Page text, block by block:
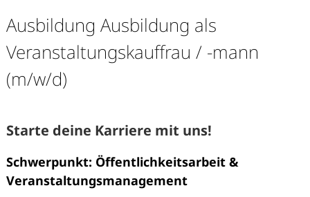
Ausbildung Ausbildung als
Veranstaltungskauffrau / -mann
(m/w/d)
Starte deine Karriere mit uns!
Schwerpunkt: Öffentlichkeitsarbeit &
Veranstaltungsmanagement